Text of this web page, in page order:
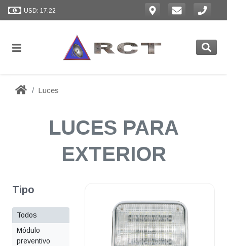
USD: 17.22
Luces
LUCES PARA
EXTERIOR
Tipo
Todos
Módulo
preventivo